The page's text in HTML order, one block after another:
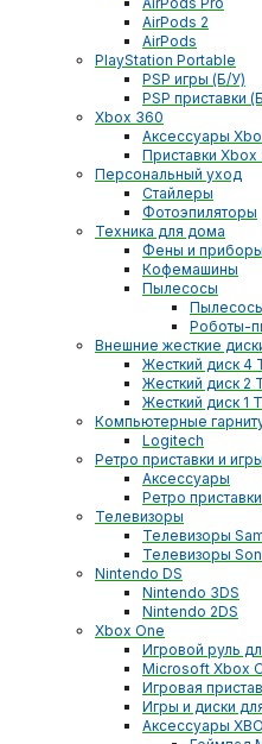
AirPods 2
AirPods
PlayStation Portable
PSP игры (Б/У)
PSP приставки
Xbox 360
Аксессуары
Приставки
Персональный уход
Стайлеры
Фотоэпиляторы
Техника для дома
Фены и
Кофемашины
Пылесосы
Роботы-
Внешние жесткие
Жесткий диск 4
Жесткий диск 2
Жесткий диск 1
Компьютерные
Logitech
Ретро приставки и игры
Аксессуары
Ретро приставки
Телевизоры
Телевизоры
Телевизоры
Nintendo DS
Nintendo 3DS
Nintendo 2DS
Xbox One
Игровой руль
Microsoft Xbox
Игровая
Игры и диски
Аксессуары